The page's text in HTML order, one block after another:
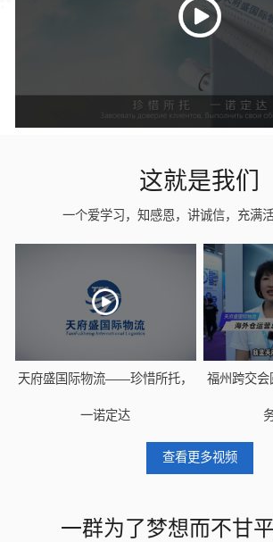
这就是我们
一个爱学习，知感恩，讲诚信，充满活
天府盛国际物流——珍惜所托，
一诺定达
福州跨交会
查看更多视频
一群为了梦想而不甘